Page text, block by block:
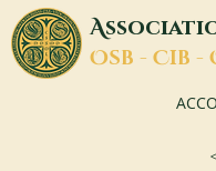
A
OSB - CIB -